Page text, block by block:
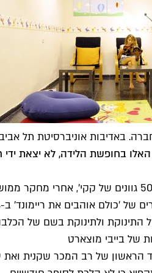
באדיבות אוניברסיטת תל